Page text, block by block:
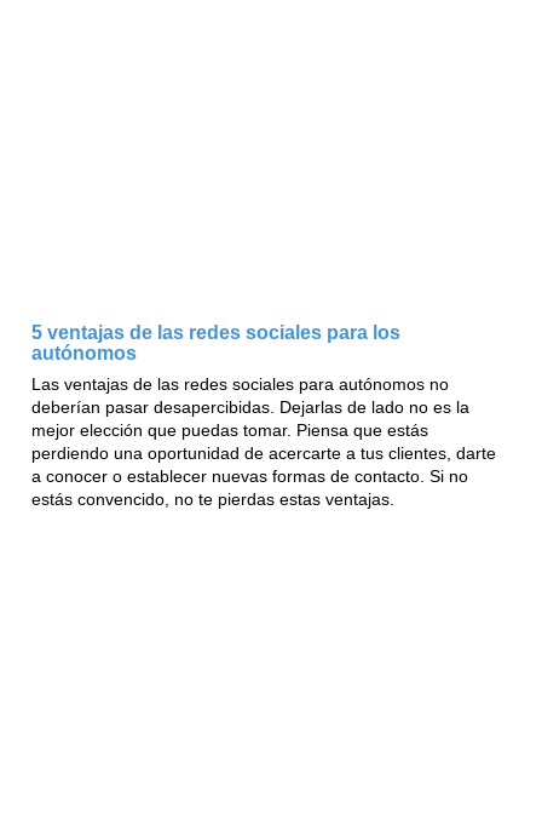
5 ventajas de las redes sociales para los
autónomos
Las ventajas de las redes sociales para autónomos no
deberían pasar desapercibidas. Dejarlas de lado no es la
mejor elección que puedas tomar. Piensa que estás
perdiendo una oportunidad de acercarte a tus clientes, darte
a conocer o establecer nuevas formas de contacto. Si no
estás convencido, no te pierdas estas ventajas.